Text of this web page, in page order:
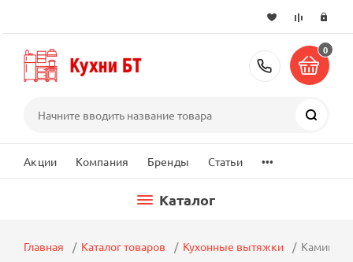
+7 (495)
0
Акции Компания Бренды Статьи ...
Каталог
Главная Каталог товаров Кухонные вытяжки